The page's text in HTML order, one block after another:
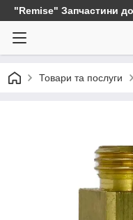
"Remise" Запчастини до
Товари та послуги